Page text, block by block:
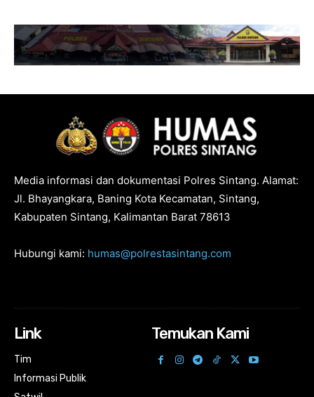
Media informasi dan dokumentasi Polres Sintang. Alamat:
Jl. Bhayangkara, Baning Kota Kecamatan, Sintang,
Kabupaten Sintang, Kalimantan Barat 78613
Hubungi kami: humas@polrestasintang.com
Link
Tim
Informasi Publik
Temukan Kami